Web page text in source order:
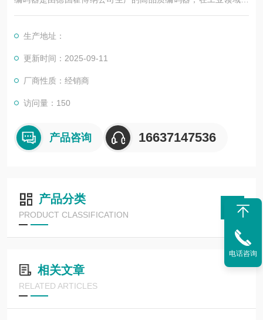
有广泛的应用和较高的度。以下是其详细简介：
生产地址：
更新时间：2025-09-11
厂商性质：经销商
访问量：150
产品咨询 16637147536
产品分类
PRODUCT CLASSIFICATION
相关文章
RELATED ARTICLES
电话咨询